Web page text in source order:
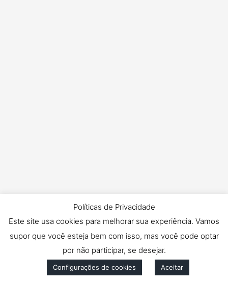
Políticas de Privacidade
Este site usa cookies para melhorar sua experiência. Vamos
supor que você esteja bem com isso, mas você pode optar
por não participar, se desejar.
Configurações de cookies Aceitar